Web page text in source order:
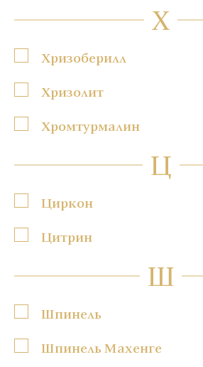
Х
Хризоберилл
Хризолит
Хромтурмалин
Ц
Циркон
Цитрин
Ш
Шпинель
Шпинель Махенге